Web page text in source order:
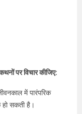
पर विचार कीजिए:
में पारंपरिक
सकती है।